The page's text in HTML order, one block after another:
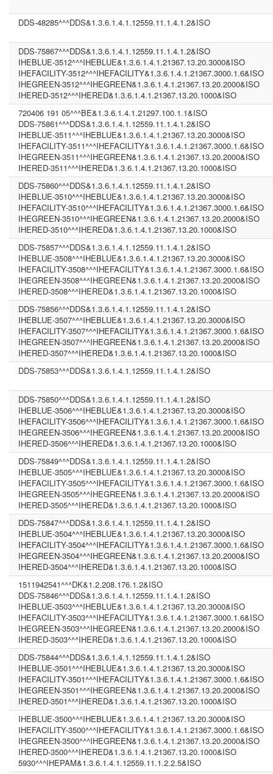
DDS-48285^^^DDS&1.3.6.1.4.1.12559.11.1.4.1.2&ISO
DDS-75867^^^DDS&1.3.6.1.4.1.12559.11.1.4.1.2&ISO
IHEBLUE-3512^^^IHEBLUE&1.3.6.1.4.1.21367.13.20.3000&ISO
IHEFACILITY-3512^^^IHEFACILITY&1.3.6.1.4.1.21367.3000.1.6&ISO
IHEGREEN-3512^^^IHEGREEN&1.3.6.1.4.1.21367.13.20.2000&ISO
IHERED-3512^^^IHERED&1.3.6.1.4.1.21367.13.20.1000&ISO
720406 191 05^^^BE&1.3.6.1.4.1.21297.100.1.1&ISO
DDS-75861^^^DDS&1.3.6.1.4.1.12559.11.1.4.1.2&ISO
IHEBLUE-3511^^^IHEBLUE&1.3.6.1.4.1.21367.13.20.3000&ISO
IHEFACILITY-3511^^^IHEFACILITY&1.3.6.1.4.1.21367.3000.1.6&ISO
IHEGREEN-3511^^^IHEGREEN&1.3.6.1.4.1.21367.13.20.2000&ISO
IHERED-3511^^^IHERED&1.3.6.1.4.1.21367.13.20.1000&ISO
DDS-75860^^^DDS&1.3.6.1.4.1.12559.11.1.4.1.2&ISO
IHEBLUE-3510^^^IHEBLUE&1.3.6.1.4.1.21367.13.20.3000&ISO
IHEFACILITY-3510^^^IHEFACILITY&1.3.6.1.4.1.21367.3000.1.6&ISO
IHEGREEN-3510^^^IHEGREEN&1.3.6.1.4.1.21367.13.20.2000&ISO
IHERED-3510^^^IHERED&1.3.6.1.4.1.21367.13.20.1000&ISO
DDS-75857^^^DDS&1.3.6.1.4.1.12559.11.1.4.1.2&ISO
IHEBLUE-3508^^^IHEBLUE&1.3.6.1.4.1.21367.13.20.3000&ISO
IHEFACILITY-3508^^^IHEFACILITY&1.3.6.1.4.1.21367.3000.1.6&ISO
IHEGREEN-3508^^^IHEGREEN&1.3.6.1.4.1.21367.13.20.2000&ISO
IHERED-3508^^^IHERED&1.3.6.1.4.1.21367.13.20.1000&ISO
DDS-75856^^^DDS&1.3.6.1.4.1.12559.11.1.4.1.2&ISO
IHEBLUE-3507^^^IHEBLUE&1.3.6.1.4.1.21367.13.20.3000&ISO
IHEFACILITY-3507^^^IHEFACILITY&1.3.6.1.4.1.21367.3000.1.6&ISO
IHEGREEN-3507^^^IHEGREEN&1.3.6.1.4.1.21367.13.20.2000&ISO
IHERED-3507^^^IHERED&1.3.6.1.4.1.21367.13.20.1000&ISO
DDS-75853^^^DDS&1.3.6.1.4.1.12559.11.1.4.1.2&ISO
DDS-75850^^^DDS&1.3.6.1.4.1.12559.11.1.4.1.2&ISO
IHEBLUE-3506^^^IHEBLUE&1.3.6.1.4.1.21367.13.20.3000&ISO
IHEFACILITY-3506^^^IHEFACILITY&1.3.6.1.4.1.21367.3000.1.6&ISO
IHEGREEN-3506^^^IHEGREEN&1.3.6.1.4.1.21367.13.20.2000&ISO
IHERED-3506^^^IHERED&1.3.6.1.4.1.21367.13.20.1000&ISO
DDS-75849^^^DDS&1.3.6.1.4.1.12559.11.1.4.1.2&ISO
IHEBLUE-3505^^^IHEBLUE&1.3.6.1.4.1.21367.13.20.3000&ISO
IHEFACILITY-3505^^^IHEFACILITY&1.3.6.1.4.1.21367.3000.1.6&ISO
IHEGREEN-3505^^^IHEGREEN&1.3.6.1.4.1.21367.13.20.2000&ISO
IHERED-3505^^^IHERED&1.3.6.1.4.1.21367.13.20.1000&ISO
DDS-75847^^^DDS&1.3.6.1.4.1.12559.11.1.4.1.2&ISO
IHEBLUE-3504^^^IHEBLUE&1.3.6.1.4.1.21367.13.20.3000&ISO
IHEFACILITY-3504^^^IHEFACILITY&1.3.6.1.4.1.21367.3000.1.6&ISO
IHEGREEN-3504^^^IHEGREEN&1.3.6.1.4.1.21367.13.20.2000&ISO
IHERED-3504^^^IHERED&1.3.6.1.4.1.21367.13.20.1000&ISO
1511942541^^^DK&1.2.208.176.1.2&ISO
DDS-75846^^^DDS&1.3.6.1.4.1.12559.11.1.4.1.2&ISO
IHEBLUE-3503^^^IHEBLUE&1.3.6.1.4.1.21367.13.20.3000&ISO
IHEFACILITY-3503^^^IHEFACILITY&1.3.6.1.4.1.21367.3000.1.6&ISO
IHEGREEN-3503^^^IHEGREEN&1.3.6.1.4.1.21367.13.20.2000&ISO
IHERED-3503^^^IHERED&1.3.6.1.4.1.21367.13.20.1000&ISO
DDS-75844^^^DDS&1.3.6.1.4.1.12559.11.1.4.1.2&ISO
IHEBLUE-3501^^^IHEBLUE&1.3.6.1.4.1.21367.13.20.3000&ISO
IHEFACILITY-3501^^^IHEFACILITY&1.3.6.1.4.1.21367.3000.1.6&ISO
IHEGREEN-3501^^^IHEGREEN&1.3.6.1.4.1.21367.13.20.2000&ISO
IHERED-3501^^^IHERED&1.3.6.1.4.1.21367.13.20.1000&ISO
IHEBLUE-3500^^^IHEBLUE&1.3.6.1.4.1.21367.13.20.3000&ISO
IHEFACILITY-3500^^^IHEFACILITY&1.3.6.1.4.1.21367.3000.1.6&ISO
IHEGREEN-3500^^^IHEGREEN&1.3.6.1.4.1.21367.13.20.2000&ISO
IHERED-3500^^^IHERED&1.3.6.1.4.1.21367.13.20.1000&ISO
5930^^^IHEPAM&1.3.6.1.4.1.12559.11.1.2.2.5&ISO